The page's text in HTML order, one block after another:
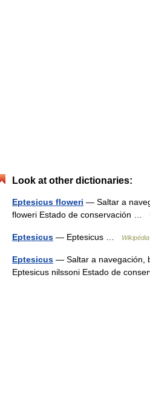
Look at other dictionaries:
Eptesicus floweri — Saltar a
floweri Estado de conservación …
Eptesicus — Eptesicus …
Eptesicus — Saltar a navegación,
Eptesicus nilssoni Estado de